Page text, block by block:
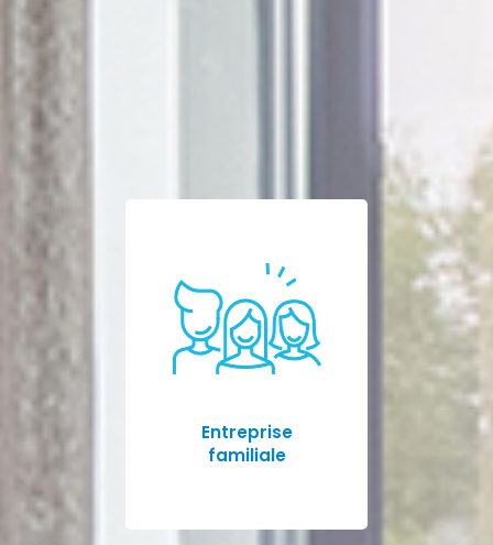
Entreprise
familiale